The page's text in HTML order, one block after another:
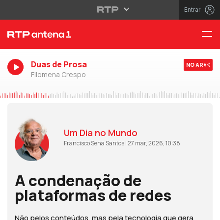
Entrar
Duas de Prosa
Filomena Crespo
NO AR
Um Dia no Mundo
Francisco Sena Santos | 27 mar, 2026, 10:38
A condenação de
plataformas de redes
Não pelos conteúdos, mas pela tecnologia que gera